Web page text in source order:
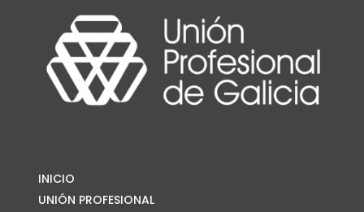
INICIO
UNIÓN PROFESIONAL